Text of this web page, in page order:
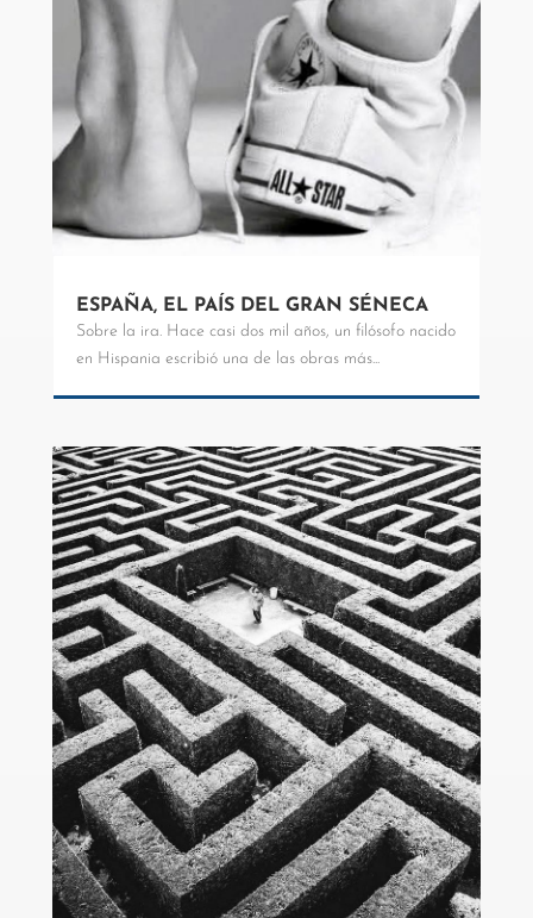
ESPAÑA, EL PAÍS DEL GRAN SÉNECA
Sobre la ira. Hace casi dos mil años, un filósofo nacido
en Hispania escribió una de las obras más...